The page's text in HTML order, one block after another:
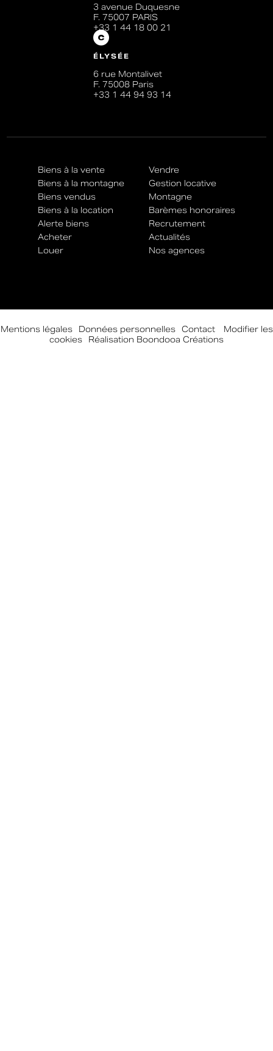
3 avenue Duquesne
F. 75007 PARIS
+33 1 44 18 00 21
ÉLYSÉE
6 rue Montalivet
F. 75008 Paris
+33 1 44 94 93 14
Biens à la vente
Biens à la montagne
Biens vendus
Biens à la location
Alerte biens
Acheter
Louer
Vendre
Gestion locative
Montagne
Barèmes honoraires
Recrutement
Actualités
Nos agences
Mentions légales- Données personnelles- Contact-
Modifier les
cookies
Réalisation Boondooa Créations